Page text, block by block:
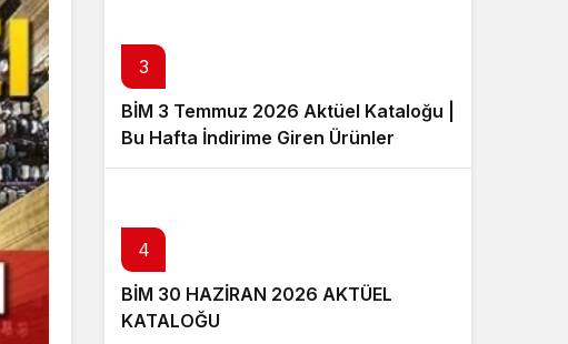
3
BİM 3 Temmuz 2026 Aktüel Kataloğu |
Bu Hafta İndirime Giren Ürünler
4
BİM 30 HAZİRAN 2026 AKTÜEL
KATALOĞU